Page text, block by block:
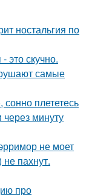
ностальгия по
это скучно.
самые
плететесь
через минуту
не моет
пахнут.
про